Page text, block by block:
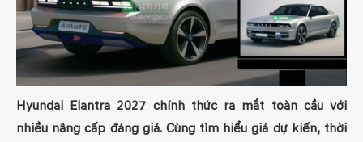
Hyundai Elantra 2027 chính thức ra mắt toàn cầu với
nhiều nâng cấp đáng giá. Cùng tìm hiểu giá dự kiến, thời